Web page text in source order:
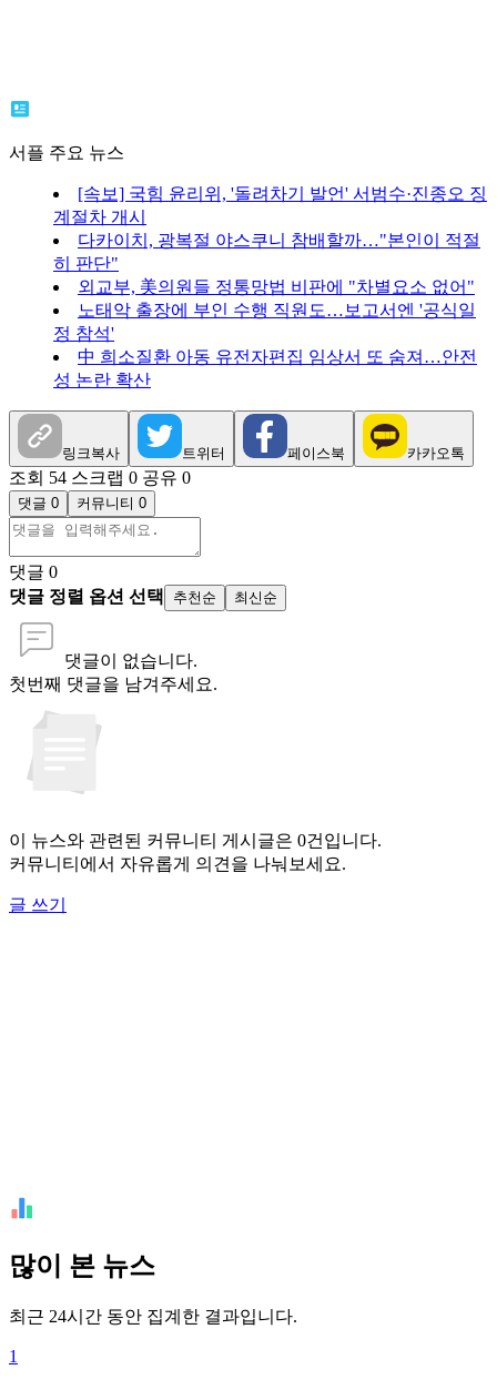
서플 주요 뉴스
[속보] 국힘 윤리위, '돌려차기 발언' 서범수·진종오 징
계절차 개시
다카이치, 광복절 야스쿠니 참배할까…"본인이 적절
히 판단"
외교부, 美의원들 정통망법 비판에 "차별요소 없어"
노태악 출장에 부인 수행 직원도…보고서엔 '공식일
정 참석'
中 희소질환 아동 유전자편집 임상서 또 숨져…안전
성 논란 확산
링크복사 트위터 페이스북 카카오톡
조회 54 스크랩 0 공유 0
댓글 0 커뮤니티 0
댓글 0
댓글 정렬 옵션 선택
추천순 최신순
댓글이 없습니다.
첫번째 댓글을 남겨주세요.
이 뉴스와 관련된 커뮤니티 게시글은 0건입니다.
커뮤니티에서 자유롭게 의견을 나눠보세요.
글 쓰기
많이 본 뉴스
최근 24시간 동안 집계한 결과입니다.
1